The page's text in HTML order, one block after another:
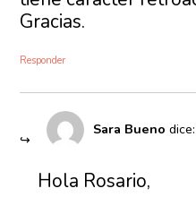
Gracias.
Responder
Sara Bueno dice:
Hola Rosario,